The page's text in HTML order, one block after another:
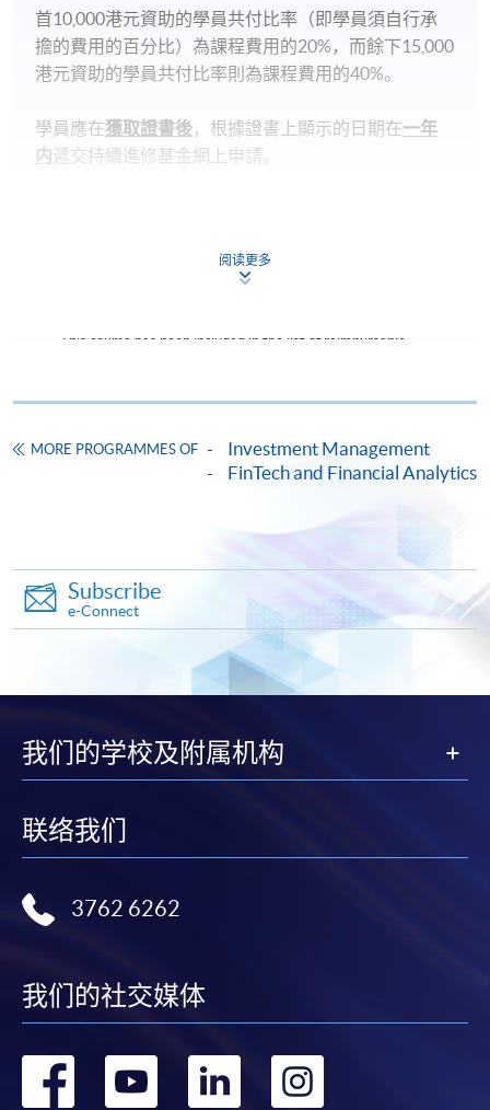
首10,000港元資助的學員共付比率（即學員須自行承
擔的費用的百分比）為課程費用的20%，而餘下15,000
港元資助的學員共付比率則為課程費用的40%。
學員應在獲取證書後，根據證書上顯示的日期在一年
内 遞交持續進修基金網上申請。
This course has been included in the list of reimbursable
This course is recognised under the Qualifications
Framework (QF Level [3])
Apply
Application Form
Enrolment Method
Online Enrolment
award-bearing programmes and to enrol in most open
settle the payment by using either "PPS by Internet"
(not available via mobile phones), VISA or Mastercard
阅读更多
MORE PROGRAMMES OF
Investment Management
FinTech and Financial Analytics
Subscribe
e-Connect
我们的学校及附属机构
联络我们
3762 6262
我们的社交媒体
转
转
转